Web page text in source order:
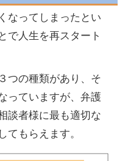
なってしまったとい
で人生を再スタート
つの種類があり、そ
っていますが、弁護
談者様に最も適切な
てもらえます。